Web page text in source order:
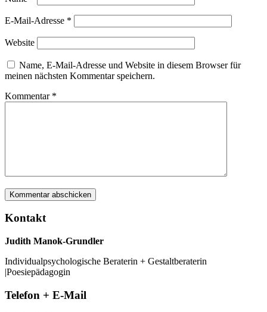
E-Mail-Adresse *
Website
Name, E-Mail-Adresse und Website in diesem Browser für
meinen nächsten Kommentar speichern.
Kommentar *
Kontakt
Judith Manok-Grundler
Individualpsychologische Beraterin + Gestaltberaterin
|Poesiepädagogin
Telefon + E-Mail